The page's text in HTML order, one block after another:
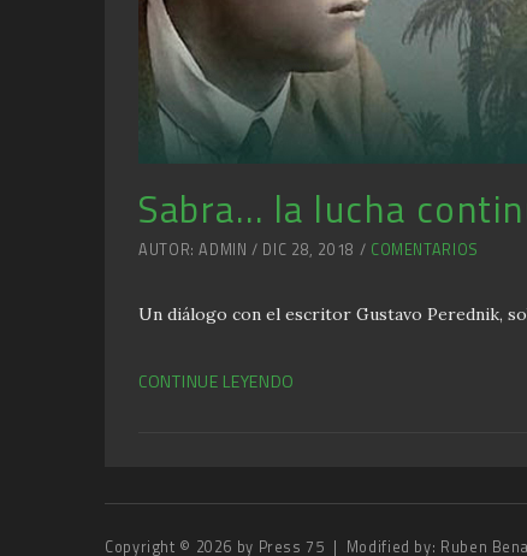
Sabra… la lucha
AUTOR: ADMIN / DIC 28, 2018 / COMENTARIOS
Un diálogo con el escritor Gustavo Perednik,
CONTINUE LEYENDO
Copyright © 2026 by Press 75 | Modified by: Ruben